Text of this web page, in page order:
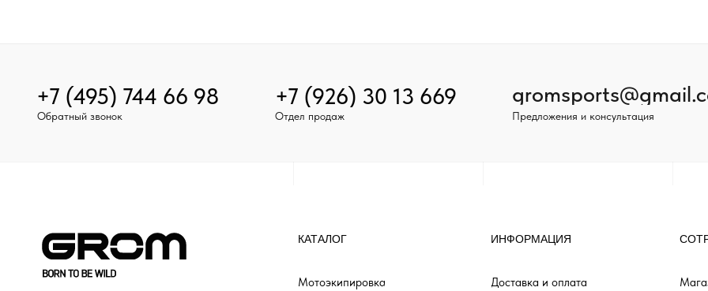
+7 (495) 744 66 98
Предложения и консультация
+7 (926) 30 13 669
Отдел продаж
Обратный звонок
КАТАЛОГ
Мотоэкипировка
ИНФОРМАЦИЯ
Доставка и оплата